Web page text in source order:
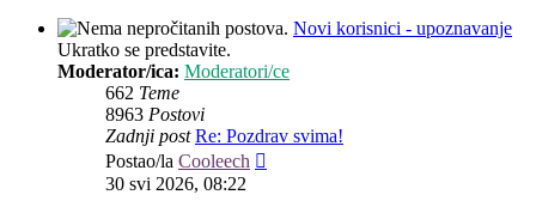
Novi korisnici - upoznavanje
Ukratko se predstavite.
Moderator/ica: Moderatori/ce
662 Teme
8963 Postovi
Zadnji post Re: Pozdrav svima!
Postao/la Cooleech
30 svi 2026, 08:22